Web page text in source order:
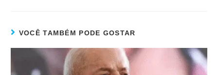
VOCÊ TAMBÉM PODE GOSTAR